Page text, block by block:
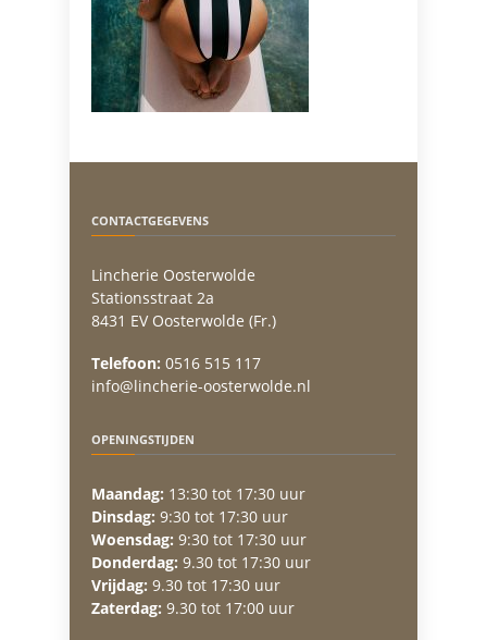
CONTACTGEGEVENS
Lincherie Oosterwolde
Stationsstraat 2a
8431 EV Oosterwolde (Fr.)
Telefoon: 0516 515 117
info@lincherie-oosterwolde.nl
OPENINGSTIJDEN
Maandag: 13:30 tot 17:30 uur
Dinsdag: 9:30 tot 17:30 uur
Woensdag: 9:30 tot 17:30 uur
Donderdag: 9.30 tot 17:30 uur
Vrijdag: 9.30 tot 17:30 uur
Zaterdag: 9.30 tot 17:00 uur